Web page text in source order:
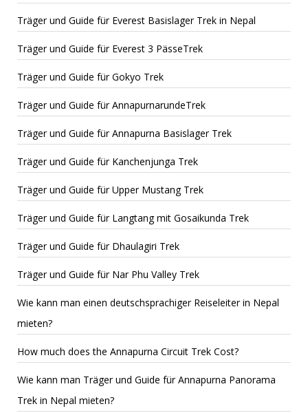
Träger und Guide für Everest Basislager Trek in Nepal
Träger und Guide für Everest 3 PässeTrek
Träger und Guide für Gokyo Trek
Träger und Guide für AnnapurnarundeTrek
Träger und Guide für Annapurna Basislager Trek
Träger und Guide für Kanchenjunga Trek
Träger und Guide für Upper Mustang Trek
Träger und Guide für Langtang mit Gosaikunda Trek
Träger und Guide für Dhaulagiri Trek
Träger und Guide für Nar Phu Valley Trek
Wie kann man einen deutschsprachiger Reiseleiter in Nepal
mieten?
How much does the Annapurna Circuit Trek Cost?
Wie kann man Träger und Guide für Annapurna Panorama
Trek in Nepal mieten?